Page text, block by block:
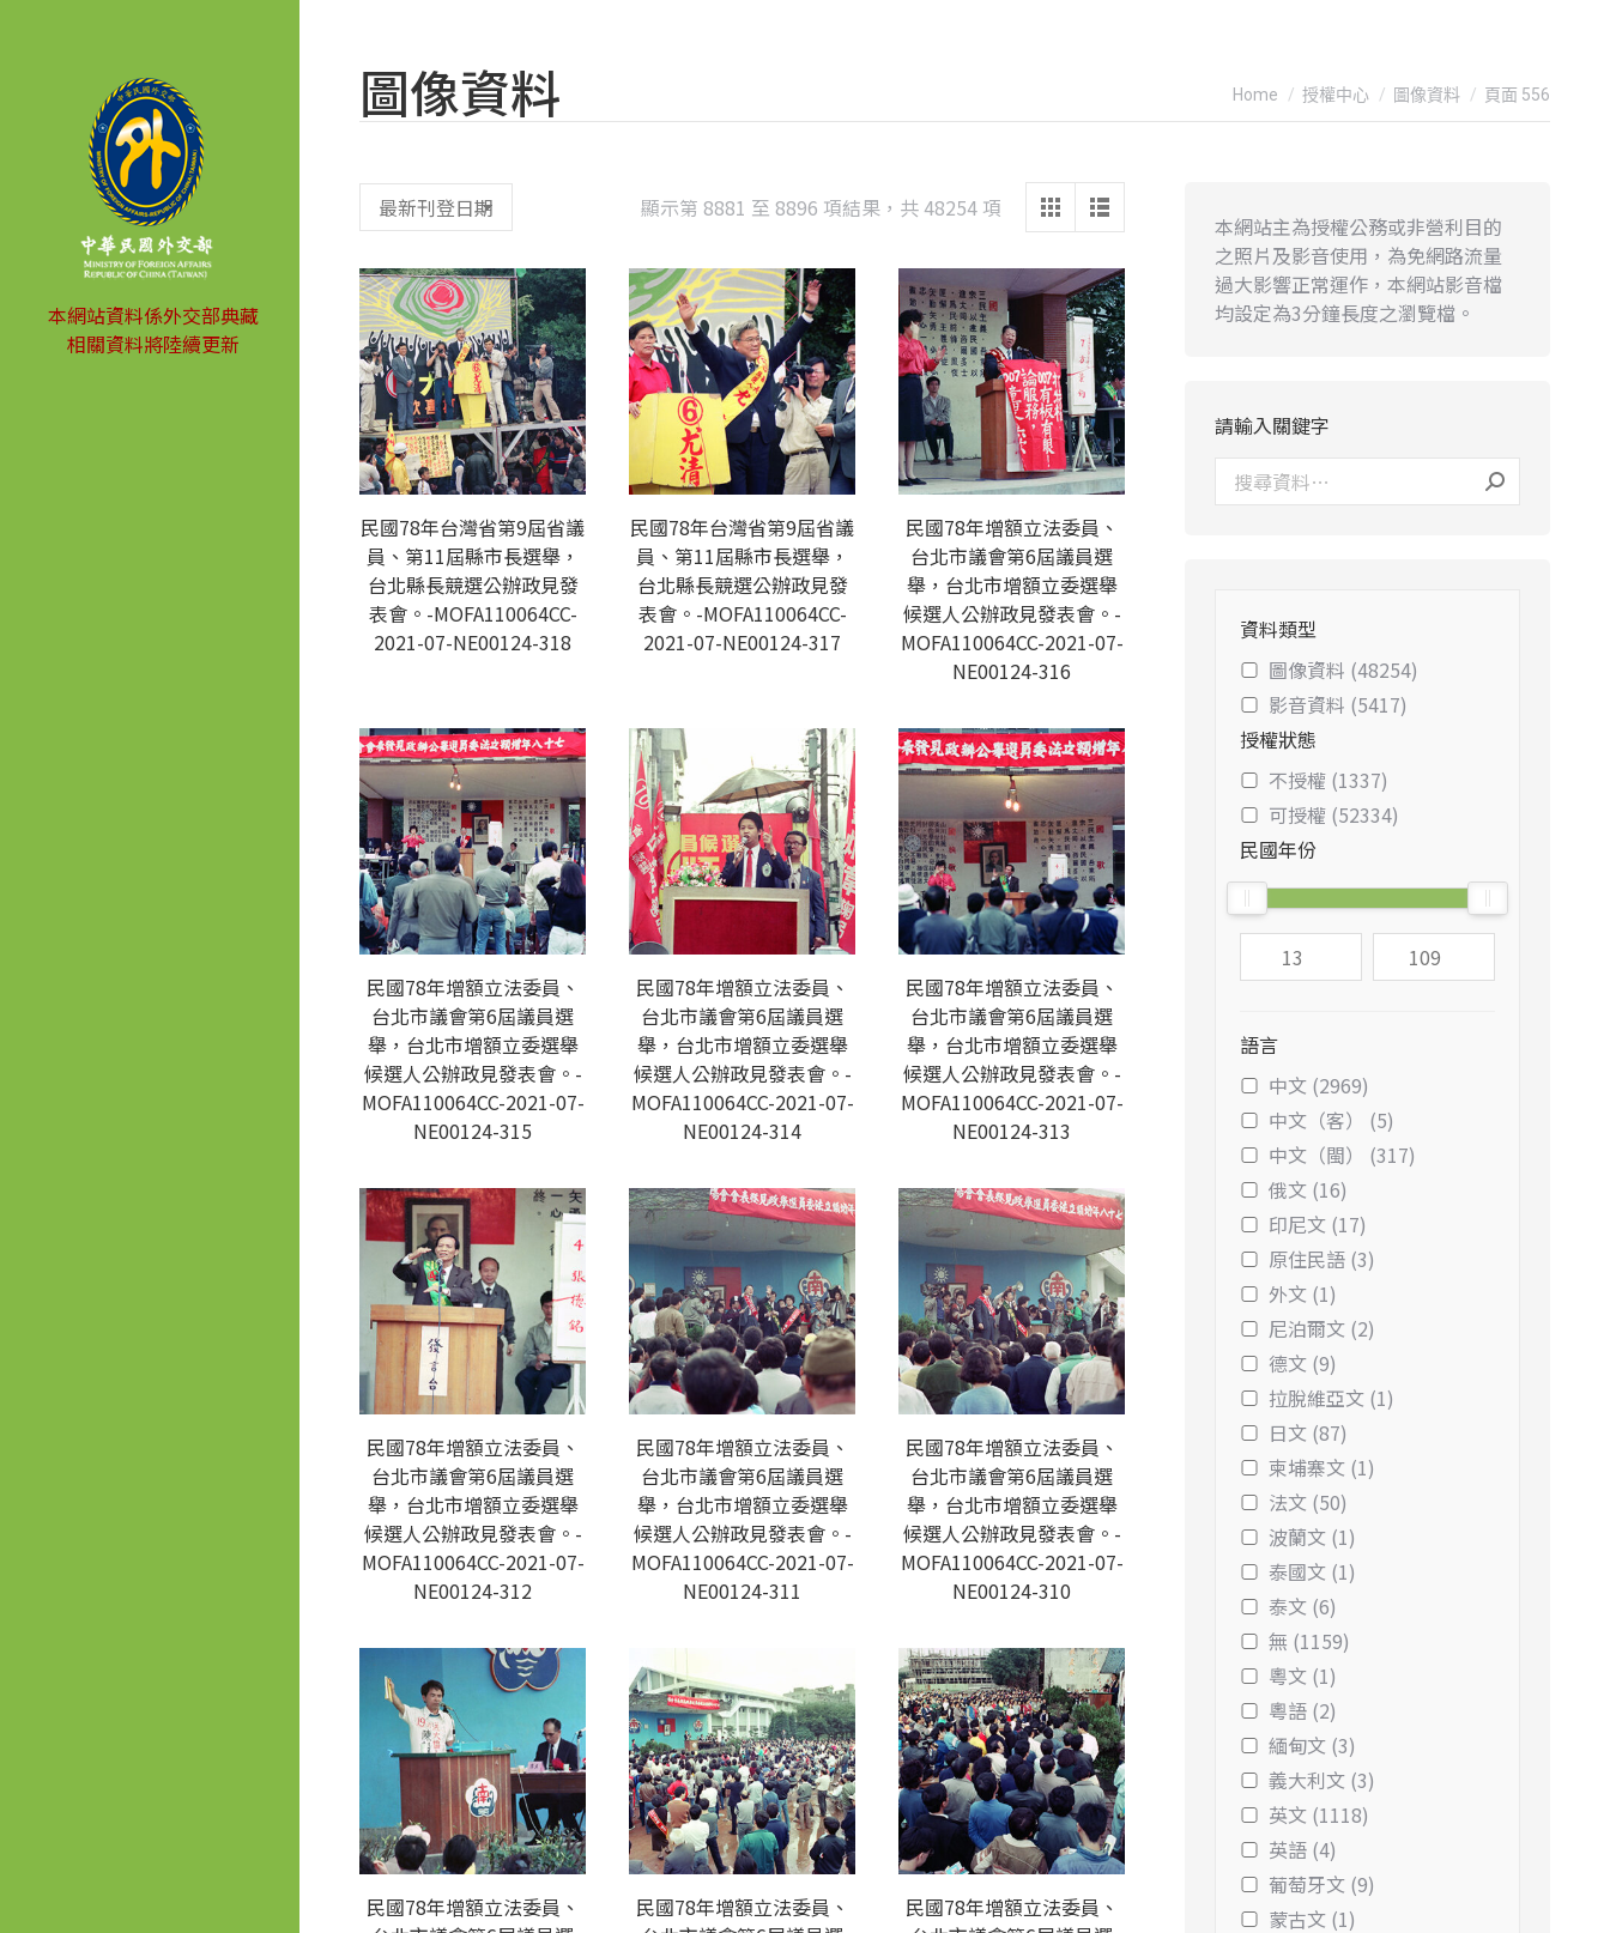
本網站資料係外交部典藏
相關資料將陸續更新
圖像資料 You are here:
Home 授權中心 圖像資料 頁面 556
顯示第 8881 至 8896 項結果，共 48254 項 Sorted
latest
民國78年台灣省第9屆省議
員、第11屆縣市長選舉，
台北縣長競選公辦政見發
表會。-MOFA110064CC-
2021-07-NE00124-318
民國78年台灣省第9屆省議
員、第11屆縣市長選舉，
台北縣長競選公辦政見發
表會。-MOFA110064CC-
2021-07-NE00124-317
民國78年增額立法委員、
台北市議會第6屆議員選
舉，台北市增額立委選舉
候選人公辦政見發表會。-
MOFA110064CC-2021-07-
NE00124-316
民國78年增額立法委員、
台北市議會第6屆議員選
舉，台北市增額立委選舉
候選人公辦政見發表會。-
MOFA110064CC-2021-07-
NE00124-315
民國78年增額立法委員、
台北市議會第6屆議員選
舉，台北市增額立委選舉
候選人公辦政見發表會。-
MOFA110064CC-2021-07-
NE00124-314
民國78年增額立法委員、
台北市議會第6屆議員選
舉，台北市增額立委選舉
候選人公辦政見發表會。-
MOFA110064CC-2021-07-
NE00124-313
民國78年增額立法委員、
台北市議會第6屆議員選
舉，台北市增額立委選舉
候選人公辦政見發表會。-
MOFA110064CC-2021-07-
NE00124-312
民國78年增額立法委員、
台北市議會第6屆議員選
舉，台北市增額立委選舉
候選人公辦政見發表會。-
MOFA110064CC-2021-07-
NE00124-311
民國78年增額立法委員、
台北市議會第6屆議員選
舉，台北市增額立委選舉
候選人公辦政見發表會。-
MOFA110064CC-2021-07-
NE00124-310
民國78年增額立法委員、
民國78年增額立法委員、
民國78年增額立法委員、
本網站主為授權公務或非營利目的
之照片及影音使用，為免網路流量
過大影響正常運作，本網站影音檔
均設定為3分鐘長度之瀏覽檔。
請輸入關鍵字
資料類型
圖像資料 (48254)
影音資料 (5417)
授權狀態
不授權 (1337)
可授權 (52334)
民國年份
語言
中文 (2969)
中文（客） (5)
中文（閩） (317)
俄文 (16)
印尼文 (17)
原住民語 (3)
外文 (1)
尼泊爾文 (2)
德文 (9)
拉脫維亞文 (1)
日文 (87)
柬埔寨文 (1)
法文 (50)
波蘭文 (1)
泰國文 (1)
泰文 (6)
無 (1159)
粵文 (1)
粵語 (2)
緬甸文 (3)
義大利文 (3)
英文 (1118)
英語 (4)
葡萄牙文 (9)
蒙古文 (1)